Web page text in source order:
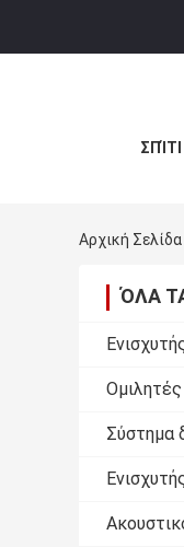
ΣΠΊΤΙ
Αρχική Σελίδα
ΌΛΑ
Σύστημα